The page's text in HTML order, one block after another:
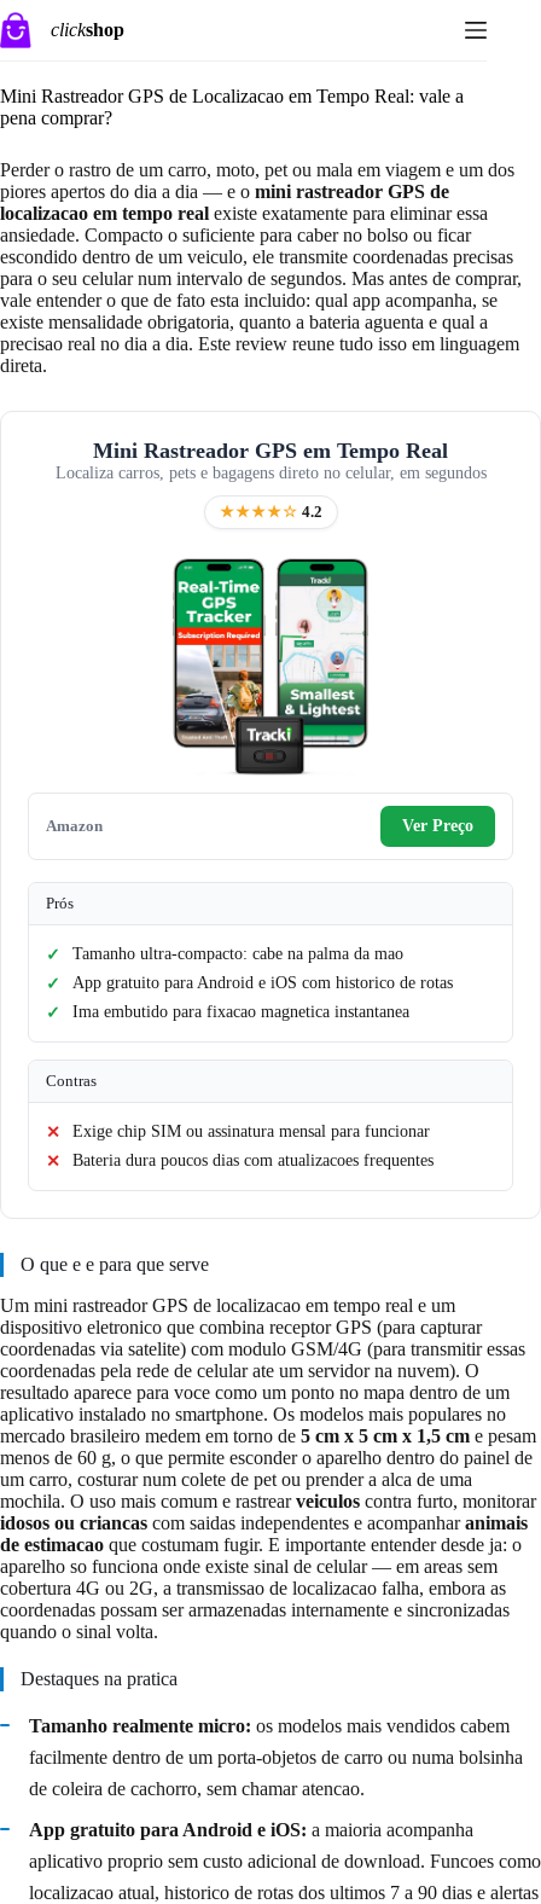
Pular
para
o
clickshop
Mini Rastreador GPS de Localizacao em Tempo Real: vale a
pena comprar?
Perder o rastro de um carro, moto, pet ou mala em viagem e um dos
piores apertos do dia a dia — e o mini rastreador GPS de
localizacao em tempo real existe exatamente para eliminar essa
ansiedade. Compacto o suficiente para caber no bolso ou ficar
escondido dentro de um veiculo, ele transmite coordenadas precisas
para o seu celular num intervalo de segundos. Mas antes de comprar,
vale entender o que de fato esta incluido: qual app acompanha, se
existe mensalidade obrigatoria, quanto a bateria aguenta e qual a
precisao real no dia a dia. Este review reune tudo isso em linguagem
direta.
Mini Rastreador GPS em Tempo Real
Localiza carros, pets e bagagens direto no celular, em segundos
★★★★☆ 4.2
Amazon Ver Preço
Prós
Tamanho ultra-compacto: cabe na palma da mao
App gratuito para Android e iOS com historico de rotas
Ima embutido para fixacao magnetica instantanea
Contras
Exige chip SIM ou assinatura mensal para funcionar
Bateria dura poucos dias com atualizacoes frequentes
O que e e para que serve
Um mini rastreador GPS de localizacao em tempo real e um
dispositivo eletronico que combina receptor GPS (para capturar
coordenadas via satelite) com modulo GSM/4G (para transmitir essas
coordenadas pela rede de celular ate um servidor na nuvem). O
resultado aparece para voce como um ponto no mapa dentro de um
aplicativo instalado no smartphone. Os modelos mais populares no
mercado brasileiro medem em torno de 5 cm x 5 cm x 1,5 cm e pesam
menos de 60 g, o que permite esconder o aparelho dentro do painel de
um carro, costurar num colete de pet ou prender a alca de uma
mochila. O uso mais comum e rastrearveiculos contra furto, monitorar
idosos ou criancas com saidas independentes e acompanharanimais
de estimacao que costumam fugir. E importante entender desde ja: o
aparelho so funciona onde existe sinal de celular — em areas sem
cobertura 4G ou 2G, a transmissao de localizacao falha, embora as
coordenadas possam ser armazenadas internamente e sincronizadas
quando o sinal volta.
Destaques na pratica
Tamanho realmente micro: os modelos mais vendidos cabem
facilmente dentro de um porta-objetos de carro ou numa bolsinha
de coleira de cachorro, sem chamar atencao.
App gratuito para Android e iOS: a maioria acompanha
aplicativo proprio sem custo adicional de download. Funcoes como
localizacao atual, historico de rotas dos ultimos 7 a 90 dias e alertas